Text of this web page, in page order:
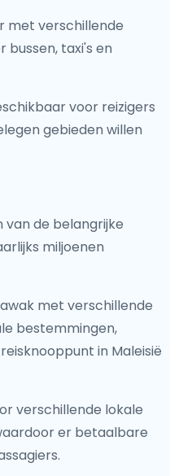
met verschillende
bussen, taxi's en
voor reizigers
gebieden willen
van de belangrijke
miljoenen
met verschillende
bestemmingen,
in Maleisië
verschillende lokale
er betaalbare